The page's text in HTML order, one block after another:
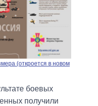
(откроется в новом
боевых
получили